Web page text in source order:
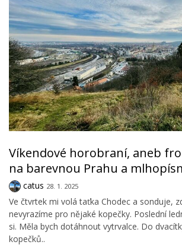
Víkendové horobraní, aneb
na barevnou Prahu a
catus 28. 1. 2025
Ve čtvrtek mi volá taťka Chodec a sonduje,
nevyrazíme pro nějaké kopečky. Poslední
si. Měla bych dotáhnout vytrvalce. Do
kopečků..